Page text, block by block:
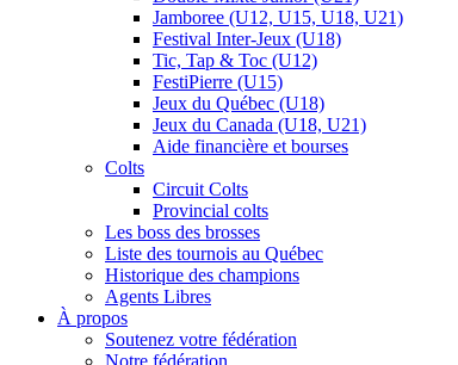
Jamboree (U12, U15, U18, U21)
Festival Inter-Jeux (U18)
Tic, Tap & Toc (U12)
FestiPierre (U15)
Jeux du Québec (U18)
Jeux du Canada (U18, U21)
Aide financière et bourses
Colts
Circuit Colts
Provincial colts
Les boss des brosses
Liste des tournois au Québec
Historique des champions
Agents Libres
À propos
Soutenez votre fédération
Notre fédération